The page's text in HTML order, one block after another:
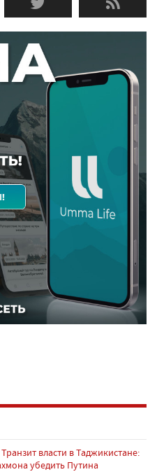
Транзит власти в Таджикистане:
убедить Путина